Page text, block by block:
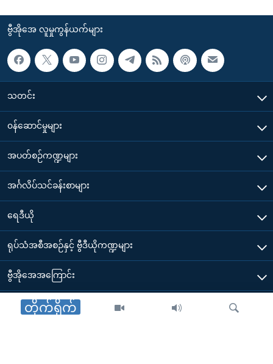
တိုက်ရိုက်
ဗွီအိုအေ လူမှုကွန်ယက်များ
သတင်း
၀န်ဆောင်မှုများ
အပတ်စဉ်ကဏ္ဍများ
အင်္ဂလိပ်သင်ခန်းစာများ
ရေဒီယို
ရုပ်သံအစီအစဉ်နှင့် ဗွီဒီယိုကဏ္ဍများ
ဗွီအိုအေအကြောင်း
ဗွီအိုအေ မိုဘိုင်းလ်အက်ပ်များ ဒေါင်းလုတ်ယူရန်